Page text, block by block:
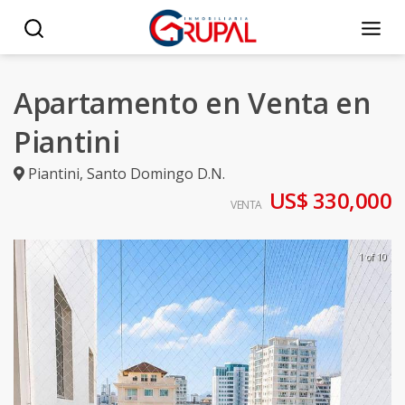
Apartamento en Venta en
Piantini
Piantini, Santo Domingo D.N.
VENTA US$ 330,000
1 of 10